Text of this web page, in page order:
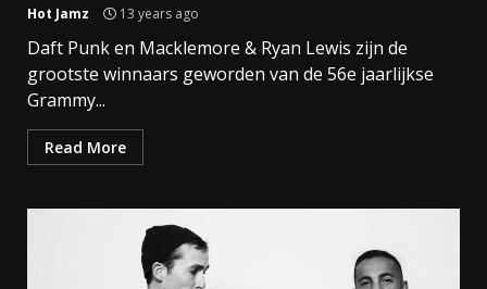
Hot Jamz 13 years ago
Daft Punk en Macklemore & Ryan Lewis zijn de
grootste winnaars geworden van de 56e jaarlijkse
Grammy...
Read More